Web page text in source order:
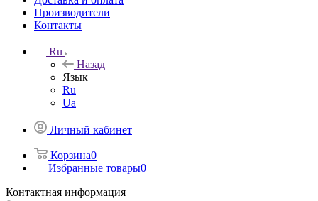
Производители
Контакты
Ru
Назад
Язык
Ru
Ua
Личный кабинет
Корзина0
Избранные товары0
Контактная информация